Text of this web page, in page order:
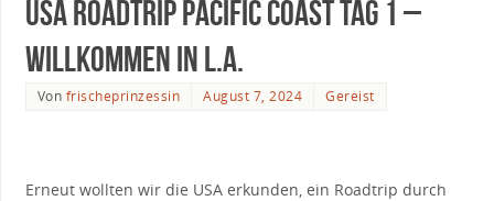
USA Roadtrip Pacific Coast Tag 1 –
Willkommen in L.A.
Von frischeprinzessin August 7, 2024 Gereist
Erneut wollten wir die USA erkunden, ein Roadtrip durch